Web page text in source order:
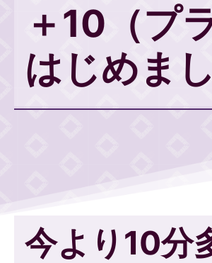
＋10（プ
はじめま
今より10分